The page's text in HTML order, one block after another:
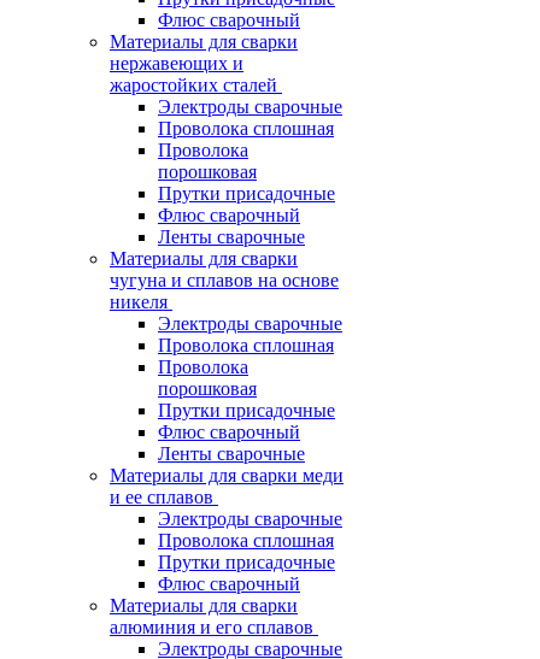
Флюс сварочный
Материалы для сварки
нержавеющих и
жаростойких сталей
Электроды сварочные
Проволока сплошная
Проволока
порошковая
Прутки присадочные
Флюс сварочный
Ленты сварочные
Материалы для сварки
чугуна и сплавов на основе
никеля
Электроды сварочные
Проволока сплошная
Проволока
порошковая
Прутки присадочные
Флюс сварочный
Ленты сварочные
Материалы для сварки меди
и ее сплавов
Электроды сварочные
Проволока сплошная
Прутки присадочные
Флюс сварочный
Материалы для сварки
алюминия и его сплавов
Электроды сварочные